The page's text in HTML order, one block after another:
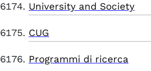
University and Society
CUG
Programmi di ricerca